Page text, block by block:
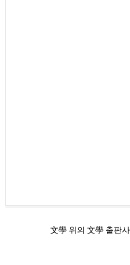
文學 위의 文學 출판